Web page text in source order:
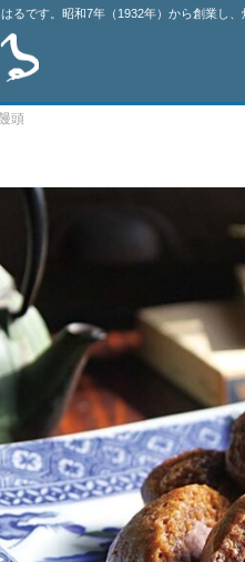
るです。昭和7年（1932年）から創業し
頭